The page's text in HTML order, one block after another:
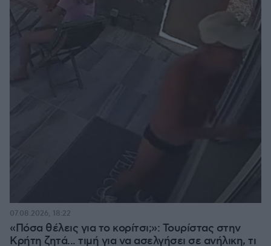
«Πόσα θέλεις για το κορίτσι;»: Τουρίστας στην
Κρήτη ζητά... τιμή για να ασελγήσει σε ανήλικη, τι
07.08.2026, 18:22